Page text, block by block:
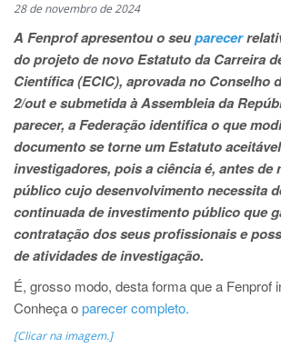
28 de novembro de 2024
A Fenprof apresentou o seuparecer
do projeto de novo Estatuto da Carreira
Científica (ECIC), aprovada no Conselho
2/out e submetida à Assembleia da
parecer, a Federação identifica o que
documento se torne um Estatuto
investigadores, pois a ciência é, antes de
público cujo desenvolvimento necessita
continuada de investimento público que
contratação dos seus profissionais e
de atividades de investigação.
É, grosso modo, desta forma que a Fenprof
Conheça oparecer completo.
[Clicar na imagem.]